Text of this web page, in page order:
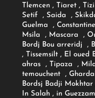
Tlemcen , Tiaret ,
Setif , Saida ,
Guelma ,
Msila , Mascara ,
Bordj Bou arreridj ,
, Tissemsilt , El oued
ahras , Tipaza ,
temouchent ,
Bordsj Badji
In Salah , in